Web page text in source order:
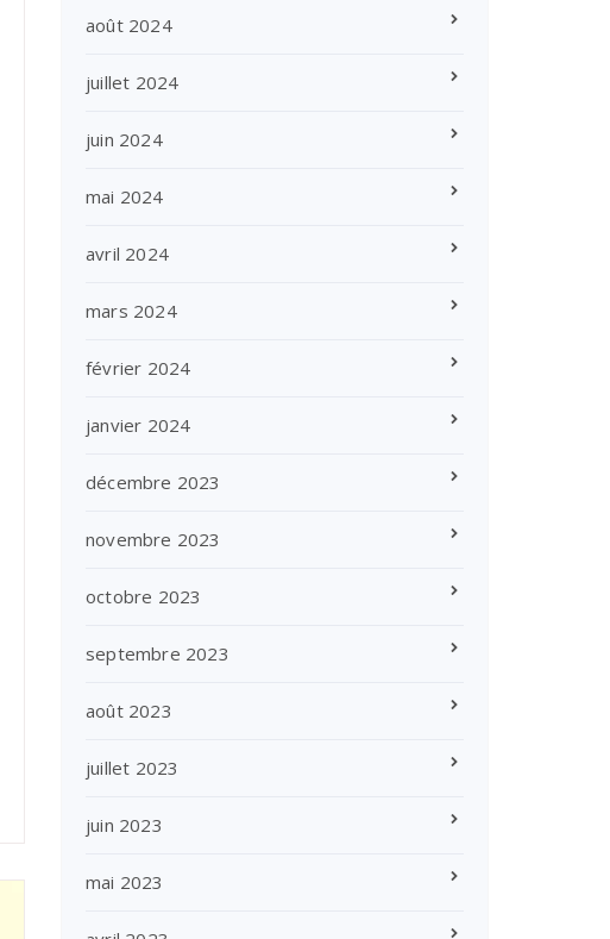
août 2024
juillet 2024
juin 2024
mai 2024
avril 2024
mars 2024
février 2024
janvier 2024
décembre 2023
novembre 2023
octobre 2023
septembre 2023
août 2023
juillet 2023
juin 2023
mai 2023